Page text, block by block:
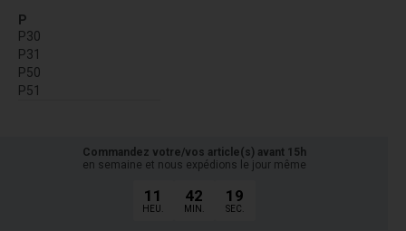
P
P30
P31
P50
P51
Commandez votre/vos article(s) avant 15h
en semaine et nous expédions le jour même
11
HEU.
42
MIN.
19
SEC.